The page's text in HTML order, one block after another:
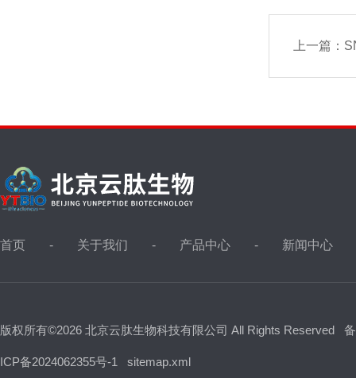
上一篇：
首页 关于我们 产品中心 新闻中心
版权所有©2026 北京云肽生物科技有限公司 All Rights Reserved
ICP备2024062355号-1 sitemap.xml